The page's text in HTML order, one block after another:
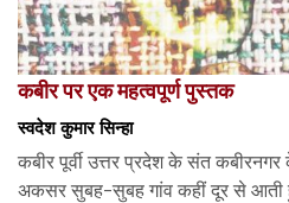
कबीर पर एक महत्वपूर्ण पुस्तक
स्वदेश कुमार सिन्हा
कबीर पूर्वी उत्तर प्रदेश के संत
अकसर सुबह-सुबह गांव कहीं दूर से आती